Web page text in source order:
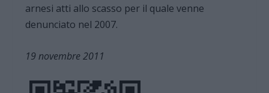
arnesi atti allo scasso per il quale venne
denunciato nel 2007.
19 novembre 2011